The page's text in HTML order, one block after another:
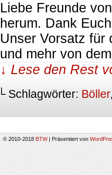
Liebe Freunde
herum. Dank
Unser Vorsatz für
und mehr von
↓ Lese den Rest
└ Schlagwörter: Böller
© 2010-2018 BTW Präsentiert von